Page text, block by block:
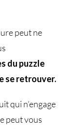
peut ne
du puzzle
se retrouver.
qui n’engage
peut vous